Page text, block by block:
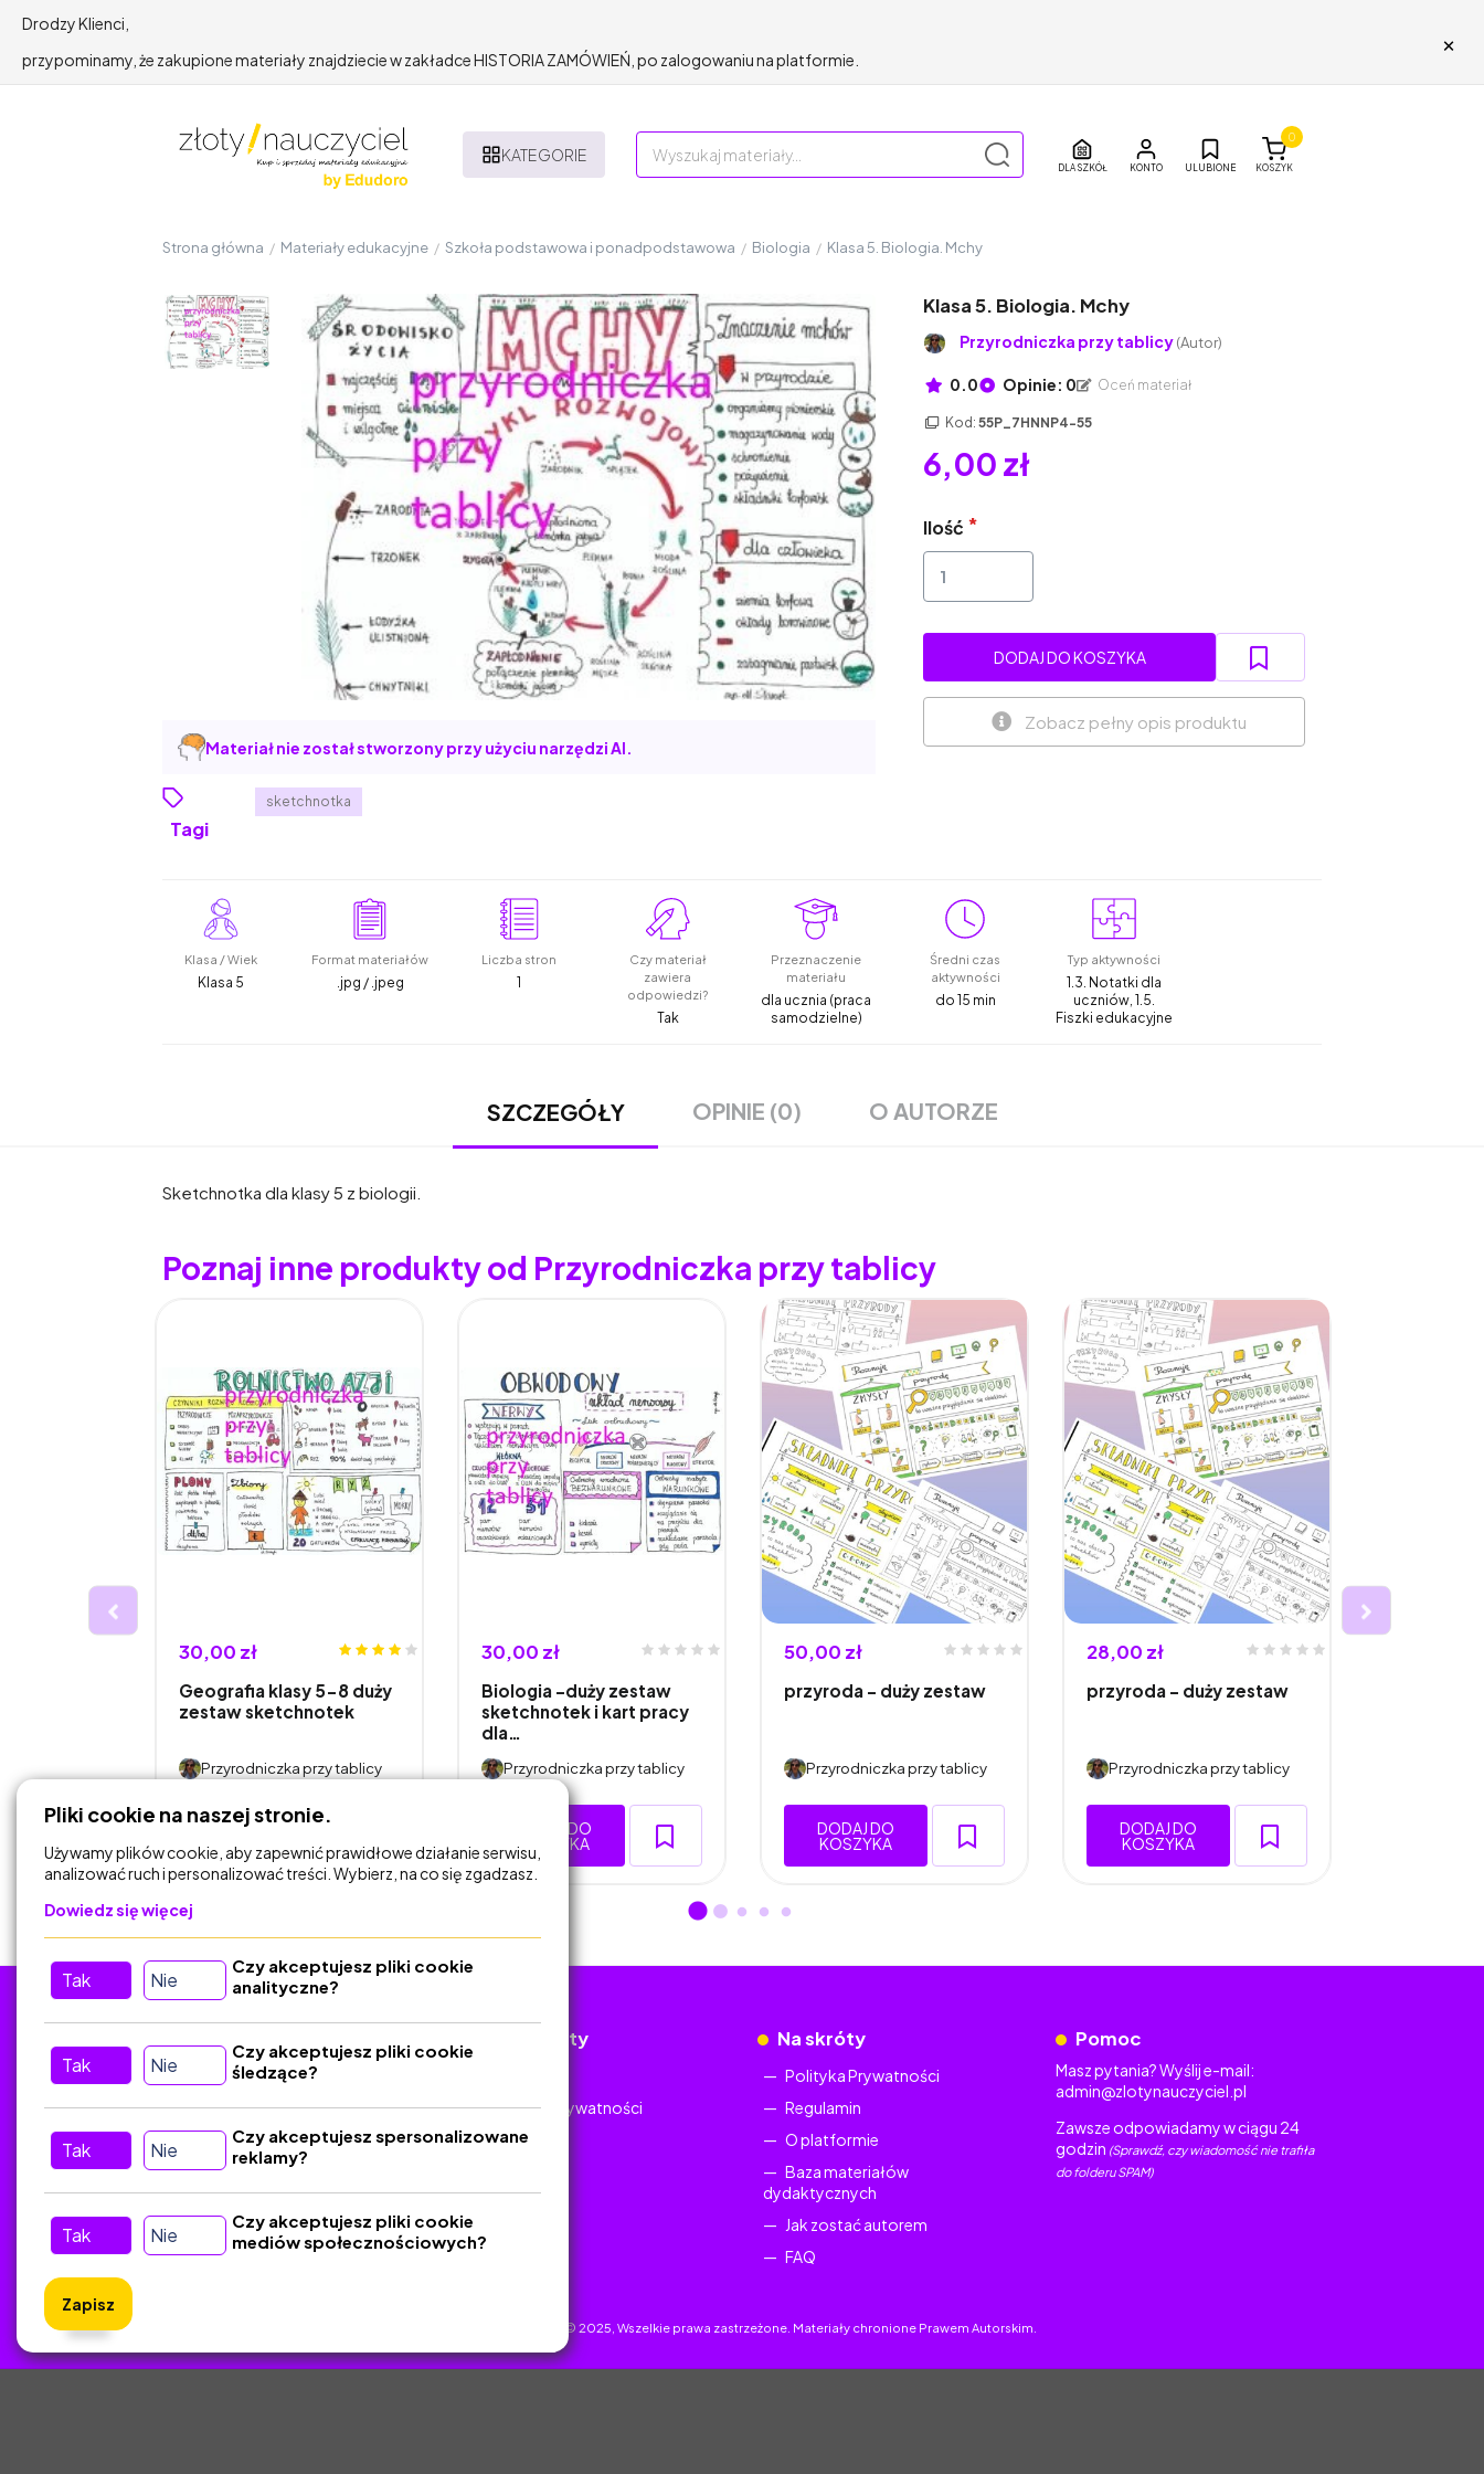
Drodzy Klienci,
przypominamy, że zakupione materiały znajdziecie w zakładce HISTORIA ZAMÓWIEŃ, po zalogowaniu na platformie.
×
KATEGORIE
DLA SZKÓŁ ULUBIONE KOSZYK
0
Strona główna / Materiały edukacyjne / Szkoła podstawowa i ponadpodstawowa / Biologia / Klasa 5. Biologia. Mchy
Materiał nie został stworzony przy użyciu narzędzi AI.
Tagi
sketchnotka
Klasa 5. Biologia. Mchy
Przyrodniczka przy tablicy(Autor)
0.0 Opinie: 0 Oceń materiał
Kod:55P_7HNNP4-55
6,00 zł
Ilość
DODAJ DO KOSZYKA
Zobacz pełny opis produktu
Klasa / Wiek
Klasa 5
Format materiałów
.jpg / .jpeg
Liczba stron
1
Czy materiał
zawiera
odpowiedzi?
Tak
Przeznaczenie
materiału
dla ucznia (praca
samodzielne)
Średni czas
aktywności
do 15 min
Typ aktywności
1.3. Notatki dla
uczniów, 1.5.
Fiszki edukacyjne
SZCZEGÓŁY OPINIE (0) O AUTORZE
Sketchnotka dla klasy 5 z biologii.
Poznaj inne produkty od Przyrodniczka przy tablicy
30,00 zł
Geografia klasy 5-8 duży
zestaw sketchnotek
Przyrodniczka przy tablicy
DODAJ DO
KOSZYKA
30,00 zł
Biologia -duży zestaw
sketchnotek i kart pracy
dla…
Przyrodniczka przy tablicy
DODAJ DO
KOSZYKA
50,00 zł
przyroda - duży zestaw
Przyrodniczka przy tablicy
DODAJ DO
KOSZYKA
28,00 zł
przyroda - duży zestaw
Przyrodniczka przy tablicy
DODAJ DO
KOSZYKA
Kontakt
Dokumenty
Polityka Prywatności
Na skróty
Polityka Prywatności
Regulamin
O platformie
Baza materiałów
dydaktycznych
Jak zostać autorem
FAQ
Pomoc
Masz pytania? Wyślij e-mail:
admin@zlotynauczyciel.pl
Zawsze odpowiadamy w ciągu 24
godzin (Sprawdź, czy wiadomość nie trafiła
do folderu SPAM)
ZlotyNauczyciel.pl © 2025, Wszelkie prawa zastrzeżone. Materiały chronione Prawem Autorskim.
Pliki cookie na naszej stronie.
Używamy plików cookie, aby zapewnić prawidłowe działanie serwisu,
analizować ruch i personalizować treści. Wybierz, na co się zgadzasz.
Dowiedz się więcej
Tak Nie
Czy akceptujesz pliki cookie
analityczne?
Tak Nie
Czy akceptujesz pliki cookie
śledzące?
Tak Nie
Czy akceptujesz spersonalizowane
reklamy?
Tak Nie
Czy akceptujesz pliki cookie
mediów społecznościowych?
Zapisz